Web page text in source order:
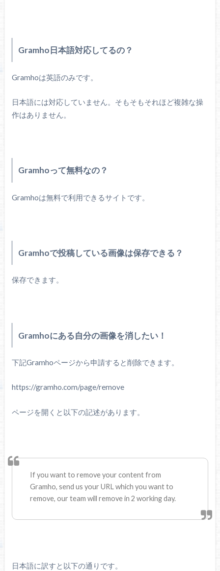
Gramho日本語対応してるの？
Gramhoは英語のみです。
日本語には対応していません。そもそもそれほど複雑な操
作はありません。
Gramhoって無料なの？
Gramhoは無料で利用できるサイトです。
Gramhoで投稿している画像は保存できる？
保存できます。
Gramhoにある自分の画像を消したい！
下記Gramhoページから申請すると削除できます。
https://gramho.com/page/remove
ページを開くと以下の記述があります。
If you want to remove your content from
Gramho, send us your URL which you want to
remove, our team will remove in 2 working day.
日本語に訳すと以下の通りです。